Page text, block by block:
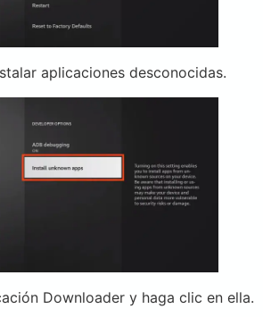
aplicaciones desconocidas.
Downloader y haga clic en ella.